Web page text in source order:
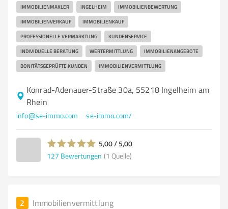
IMMOBILIENMAKLER INGELHEIM IMMOBILIENBEWERTUNG
IMMOBILIENVERKAUF IMMOBILIENKAUF
PROFESSIONELLE VERMARKTUNG KUNDENSERVICE
INDIVIDUELLE BERATUNG WERTERMITTLUNG IMMOBILIENANGEBOTE
BONITÄTSGEPRÜFTE KUNDEN IMMOBILIENVERMITTLUNG
Konrad-Adenauer-Straße 30a, 55218 Ingelheim am
Rhein
info@se-immo.com se-immo.com/
5,00 / 5,00
127 Bewertungen (1 Quelle)
2 Immobilienvermittlung